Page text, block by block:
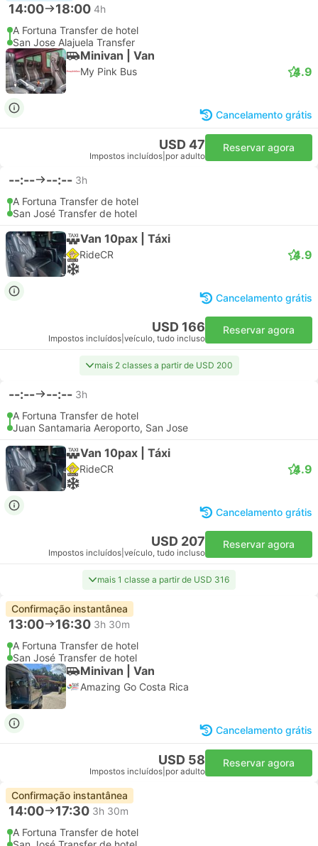
14:00 18:00 4h
A Fortuna Transfer de hotel
San Jose Alajuela Transfer
Minivan | Van
My Pink Bus 4.9
Cancelamento grátis
USD 47
Impostos incluídos por adulto
Reservar agora
--:-- --:-- 3h
A Fortuna Transfer de hotel
San José Transfer de hotel
Van 10pax | Táxi
RideCR 4.9
Cancelamento grátis
USD 166
Impostos incluídos veículo, tudo incluso
Reservar agora
mais 2 classes a partir de USD 200
--:-- --:-- 3h
A Fortuna Transfer de hotel
Juan Santamaria Aeroporto, San Jose
Van 10pax | Táxi
RideCR 4.9
Cancelamento grátis
USD 207
Impostos incluídos veículo, tudo incluso
Reservar agora
mais 1 classe a partir de USD 316
Confirmação instantânea
13:00 16:30 3h 30m
A Fortuna Transfer de hotel
San José Transfer de hotel
Minivan | Van
Amazing Go Costa Rica
Cancelamento grátis
USD 58
Impostos incluídos por adulto
Reservar agora
Confirmação instantânea
14:00 17:30 3h 30m
A Fortuna Transfer de hotel